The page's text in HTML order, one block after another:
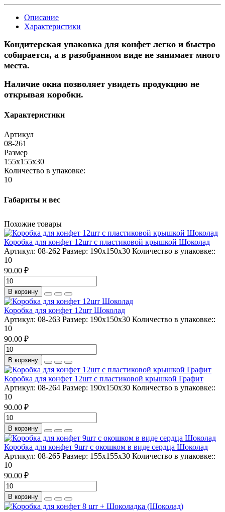
Описание
Характеристики
Кондитерская упаковка для конфет легко и быстро
собирается, а в разобранном виде не занимает много
места.
Наличие окна позволяет увидеть продукцию не
открывая коробки.
Характеристики
Артикул
08-261
Размер
155х155х30
Количество в упаковке:
10
Габариты и вес
Похожие товары
Коробка для конфет 12шт с пластиковой крышкой Шоколад
Артикул: 08-262 Размер: 190х150х30 Количество в упаковке::
10
90.00 ₽
В корзину
Коробка для конфет 12шт Шоколад
Артикул: 08-263 Размер: 190х150х30 Количество в упаковке::
10
90.00 ₽
В корзину
Коробка для конфет 12шт с пластиковой крышкой Графит
Артикул: 08-264 Размер: 190х150х30 Количество в упаковке::
10
90.00 ₽
В корзину
Коробка для конфет 9шт с окошком в виде сердца Шоколад
Артикул: 08-265 Размер: 155х155х30 Количество в упаковке::
10
90.00 ₽
В корзину